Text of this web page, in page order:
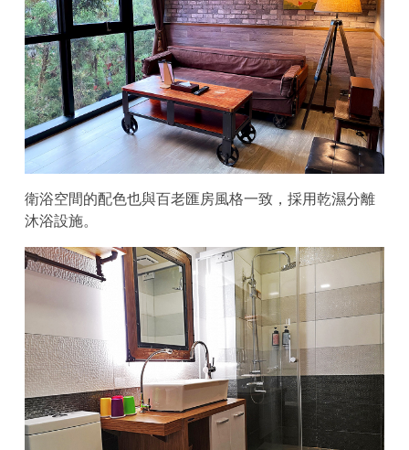
衛浴空間的配色也與百老匯房風格一致，採用乾濕分離
沐浴設施。